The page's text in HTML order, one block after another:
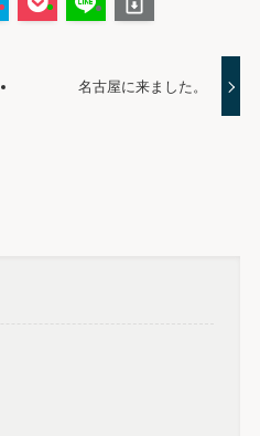
名古屋に来ました。